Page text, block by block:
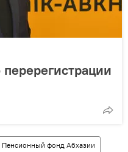
Пенсионный фонд Абхазии